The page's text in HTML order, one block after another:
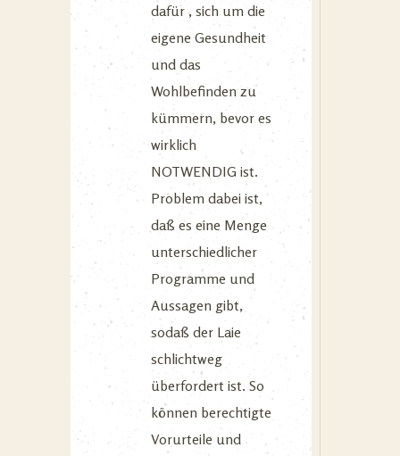
dafür , sich um die
eigene Gesundheit
und das
Wohlbefinden zu
kümmern, bevor es
wirklich
NOTWENDIG ist.
Problem dabei ist,
daß es eine Menge
unterschiedlicher
Programme und
Aussagen gibt,
sodaß der Laie
schlichtweg
überfordert ist. So
können berechtigte
Vorurteile und